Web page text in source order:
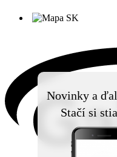
Novinky a
Stačí si